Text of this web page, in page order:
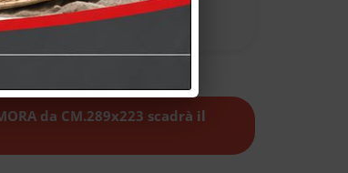
da CM.289x223 scadrà il